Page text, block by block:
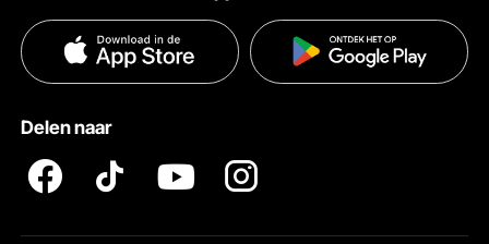
Hulp en veelgestelde vragen
Privacybeleid
Delen naar